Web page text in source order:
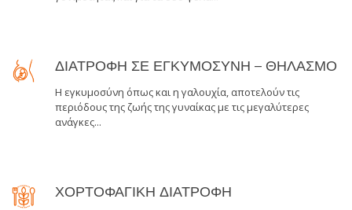
ΔΙΑΤΡΟΦΗ ΣΕ ΕΓΚΥΜΟΣΥΝΗ – ΘΗΛΑΣΜΟ
Η εγκυμοσύνη όπως και η γαλουχία, αποτελούν τις
περιόδους της ζωής της γυναίκας με τις μεγαλύτερες
ανάγκες...
ΧΟΡΤΟΦΑΓΙΚΗ ΔΙΑΤΡΟΦΗ